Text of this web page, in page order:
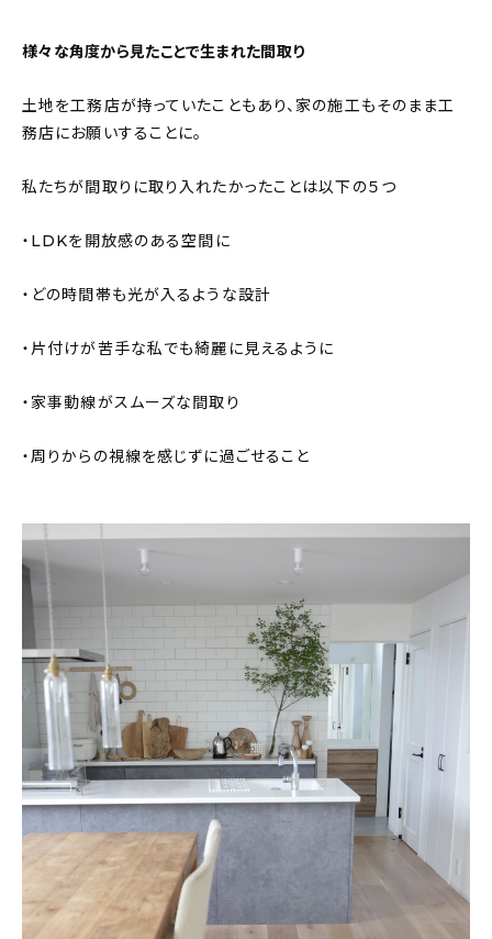
様々な角度から見たことで生まれた間取り
土地を工務店が持っていたこともあり、家の施工もそのまま工
務店にお願いすることに。
私たちが間取りに取り入れたかったことは以下の５つ
・LDKを開放感のある空間に
・どの時間帯も光が入るような設計
・片付けが苦手な私でも綺麗に見えるように
・家事動線がスムーズな間取り
・周りからの視線を感じずに過ごせること